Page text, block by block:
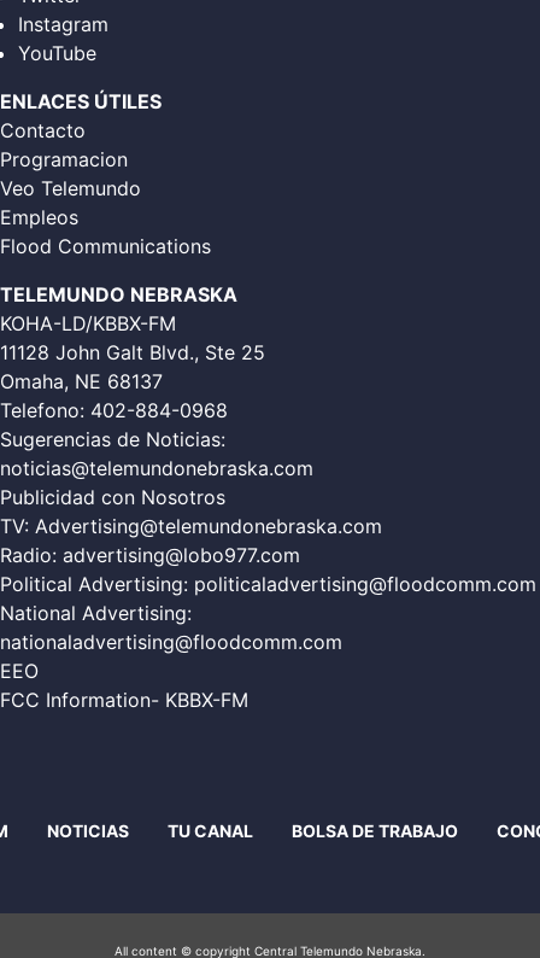
Instagram
YouTube
ENLACES ÚTILES
Contacto
Programacion
Veo Telemundo
Empleos
Flood Communications
TELEMUNDO NEBRASKA
KOHA-LD/KBBX-FM
11128 John Galt Blvd., Ste 25
Omaha, NE 68137
Telefono: 402-884-0968
Sugerencias de Noticias:
noticias@telemundonebraska.com
Publicidad con Nosotros
TV: Advertising@telemundonebraska.com
Radio: advertising@lobo977.com
Political Advertising: politicaladvertising@floodcomm.com
National Advertising:
nationaladvertising@floodcomm.com
EEO
FCC Information- KBBX-FM
NOTICIAS TU CANAL BOLSA DE TRABAJO
All content © copyright Central Telemundo Nebraska.